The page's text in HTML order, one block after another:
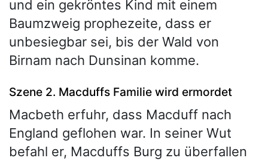
und ein gekröntes Kind mit einem
Baumzweig prophezeite, dass er
unbesiegbar sei, bis der Wald von
Birnam nach Dunsinan komme.
Szene 2. Macduffs Familie wird ermordet
Macbeth erfuhr, dass Macduff nach
England geflohen war. In seiner Wut
befahl er, Macduffs Burg zu überfallen